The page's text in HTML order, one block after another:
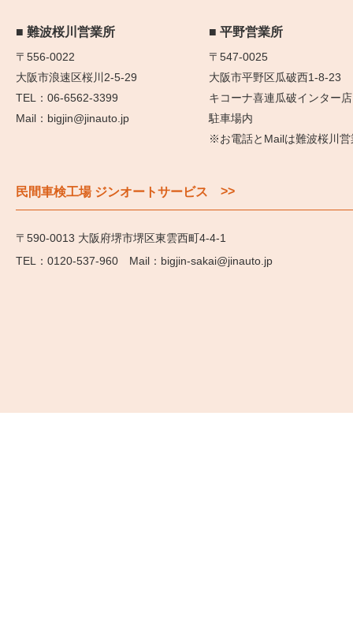
難波桜川営業所
〒556-0022
大阪市浪速区桜川2-5-29
06-6562-3399
bigjin@jinauto.jp
平野営業所
〒547-0025
大阪市平野区瓜破西1-8-23
キコーナ喜連瓜破インター店
駐車場内
※お電話とMailは難波桜川営
民間車検工場 ジンオートサービス >>
〒590-0013 大阪府堺市堺区東雲西町4-4-1
0120-537-960
bigjin-sakai@jinauto.jp